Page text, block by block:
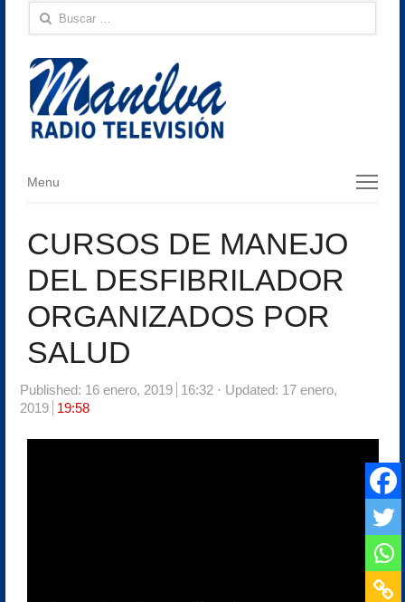
Buscar:
Menu
Menu
CURSOS DE MANEJO
DEL DESFIBRILADOR
ORGANIZADOS POR
SALUD
Published: 16 enero, 2019 16:32
Updated: 17 enero,
2019
19:58